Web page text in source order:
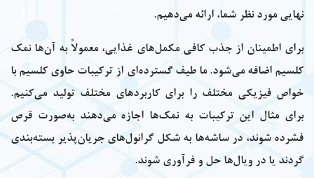
نهایی مورد نظر شما، ارائه می‌دهیم.
برای اطمینان از جذب کافی مکمل‌های غذایی، معمولاً به آن‌ها نمک
کلسیم اضافه می‌شود. ما طیف گسترده‌ای از ترکیبات حاوی کلسیم با
خواص فیزیکی مختلف را برای کاربردهای مختلف تولید می‌کنیم.
برای مثال این ترکیبات به نمک‌ها اجازه می‌دهند به‌صورت قرص
فشرده شوند، در ساشه‌ها به‌ شکل گرانول‌های جریان‌پذیر بسته‌بندی
گردند یا در ویال‌ها حل و فرآوری شوند.